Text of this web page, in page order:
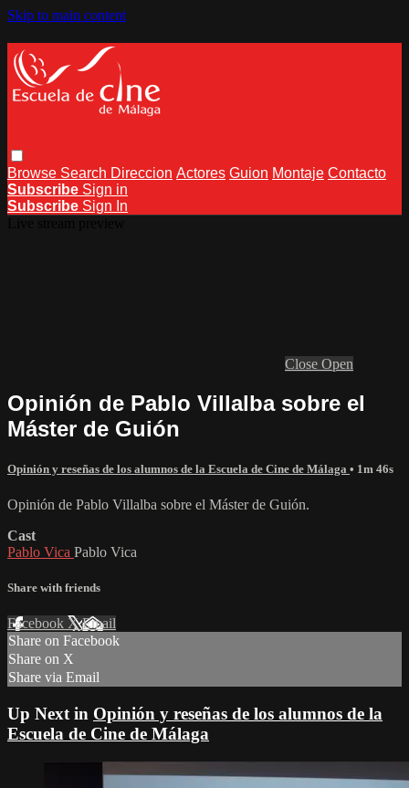
Skip to main content
Browse Search Direccion Actores Guion Montaje Contacto
Subscribe Sign in
Subscribe Sign In
Close Open
Opinión de Pablo Villalba sobre el
Máster de Guión
Opinión y reseñas de los alumnos de la Escuela de Cine de Málaga • 1m 46s
Opinión de Pablo Villalba sobre el Máster de Guión.
Cast
Pablo Vica Pablo Vica
Share with friends
Facebook XEmail
Share on Facebook
Share on X
Share via Email
Up Next in Opinión y reseñas de los alumnos de la
Escuela de Cine de Málaga